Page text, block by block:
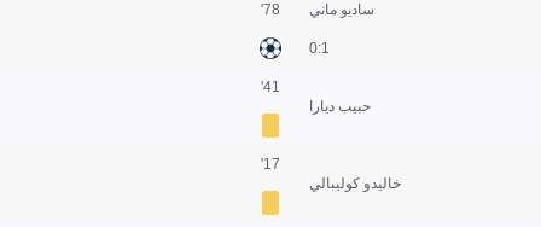
ساديو ماني
1:0
78'
حبيب ديارا
41'
خاليدو كوليبالي
17'